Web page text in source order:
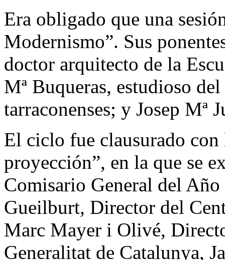
Era obligado que una
Modernismo”. Sus
doctor arquitecto de la
Mª Buqueras, estudioso
tarraconenses; y Josep Mª
El ciclo fue clausurado con
proyección”, en la que se
Comisario General del
Gueilburt, Director del
Marc Mayer i Olivé,
Generalitat de Catalunya,